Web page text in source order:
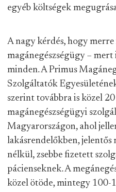
egyéb költségek
A nagy kérdés, hogy
magánegészségügy –
minden. A Primus
Szolgáltatók
szerint továbbra is közel
magánegészségügyi
Magyarországon, ahol
lakásrendelőkben, jelentős
nélkül, zsebbe fizetett
pácienseknek. A
közel ötöde, mintegy